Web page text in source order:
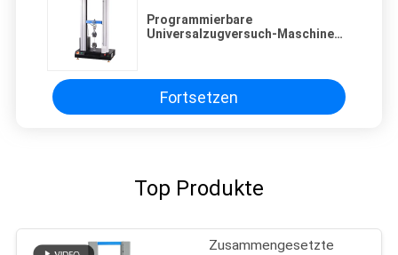
Programmierbare
Universalzugversuch-Maschine
Fortsetzen
Top Produkte
Zusammengesetzte